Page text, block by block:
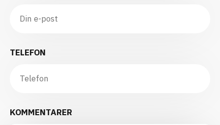
TELEFON
KOMMENTARER